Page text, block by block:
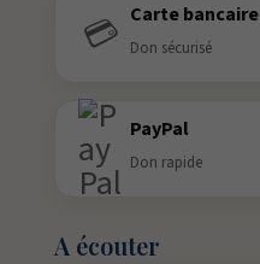
💳 Carte bancaire
Don sécurisé
PayPal
Don rapide
A écouter